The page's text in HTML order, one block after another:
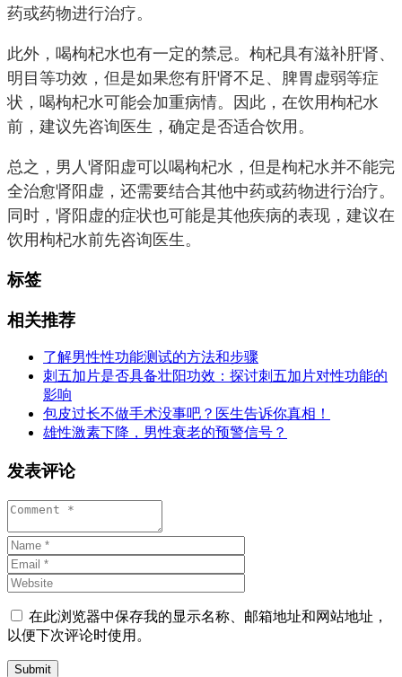
药或药物进行治疗。
此外，喝枸杞水也有一定的禁忌。枸杞具有滋补肝肾、
明目等功效，但是如果您有肝肾不足、脾胃虚弱等症
状，喝枸杞水可能会加重病情。因此，在饮用枸杞水
前，建议先咨询医生，确定是否适合饮用。
总之，男人肾阳虚可以喝枸杞水，但是枸杞水并不能完
全治愈肾阳虚，还需要结合其他中药或药物进行治疗。
同时，肾阳虚的症状也可能是其他疾病的表现，建议在
饮用枸杞水前先咨询医生。
标签
相关推荐
了解男性性功能测试的方法和步骤
刺五加片是否具备壮阳功效：探讨刺五加片对性功能的
影响
包皮过长不做手术没事吧？医生告诉你真相！
雄性激素下降，男性衰老的预警信号？
发表评论
在此浏览器中保存我的显示名称、邮箱地址和网站地址，
以便下次评论时使用。
Submit